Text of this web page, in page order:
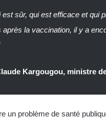
est sûr, qui est efficace et
la vaccination, il y a
Kargougou, ministre
un problème de santé